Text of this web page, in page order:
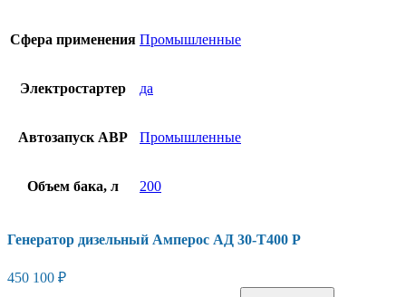
Сфера применения Промышленные
Электростартер да
Автозапуск АВР Промышленные
Объем бака, л 200
Генератор дизельный Амперос АД 30-Т400 Р
450 100 ₽